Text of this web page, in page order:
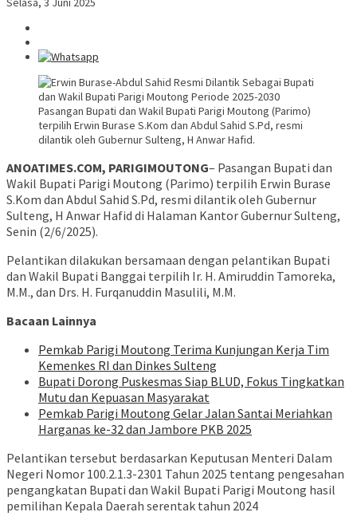
Pasangan Bupati dan Wakil Bupati Parigi Moutong (Parimo)
terpilih Erwin Burase S.Kom dan Abdul Sahid S.Pd, resmi
dilantik oleh Gubernur Sulteng, H Anwar Hafid.
ANOATIMES.COM, PARIGIMOUTONG– Pasangan Bupati dan
Wakil Bupati Parigi Moutong (Parimo) terpilih Erwin Burase
S.Kom dan Abdul Sahid S.Pd, resmi dilantik oleh Gubernur
Sulteng, H Anwar Hafid di Halaman Kantor Gubernur Sulteng,
Senin (2/6/2025).
Pelantikan dilakukan bersamaan dengan pelantikan Bupati
dan Wakil Bupati Banggai terpilih Ir. H. Amiruddin Tamoreka,
M.M., dan Drs. H. Furqanuddin Masulili, M.M.
Bacaan Lainnya
Pemkab Parigi Moutong Terima Kunjungan Kerja Tim
Kemenkes RI dan Dinkes Sulteng
Bupati Dorong Puskesmas Siap BLUD, Fokus Tingkatkan
Mutu dan Kepuasan Masyarakat
Pemkab Parigi Moutong Gelar Jalan Santai Meriahkan
Harganas ke-32 dan Jambore PKB 2025
Pelantikan tersebut berdasarkan Keputusan Menteri Dalam
Negeri Nomor 100.2.1.3-2301 Tahun 2025 tentang pengesahan
pengangkatan Bupati dan Wakil Bupati Parigi Moutong hasil
pemilihan Kepala Daerah serentak tahun 2024